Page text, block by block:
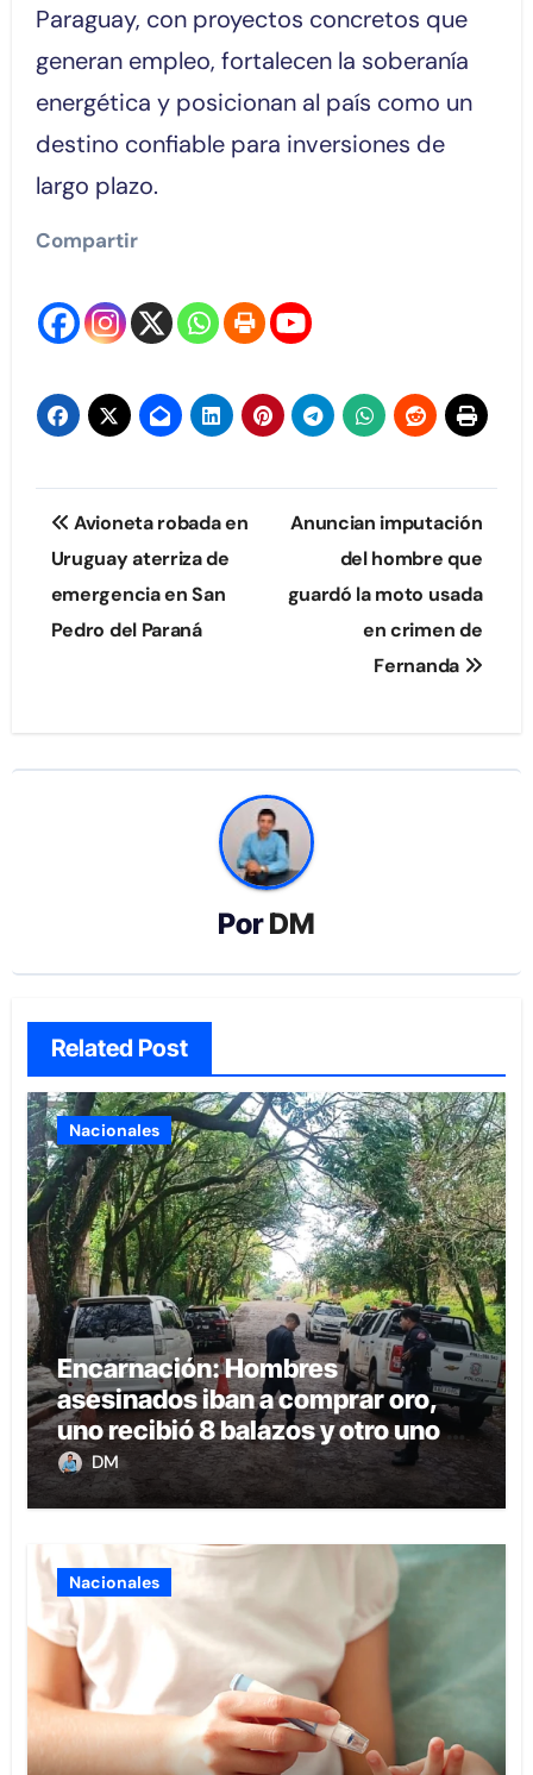
Paraguay, con proyectos concretos que
generan empleo, fortalecen la soberanía
energética y posicionan al país como un
destino confiable para inversiones de
largo plazo.
Compartir
Navegación
de
entradas
Avioneta robada en
Uruguay aterriza de
emergencia en San
Pedro del Paraná
Anuncian imputación
del hombre que
guardó la moto usada
en crimen de
Fernanda
PorDM
Related Post
Nacionales
Encarnación: Hombres
asesinados iban a comprar oro,
uno recibió 8 balazos y otro uno en
la boca
DM
Nacionales